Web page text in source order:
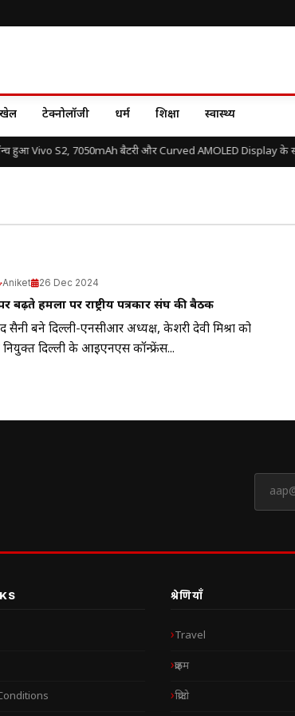
खेल टेक्नोलॉजी धर्म शिक्षा स्वास्थ्य
हुआ Vivo S2, 7050mAh बैटरी और Curved AMOLED Display के
Aniket 26 Dec 2024
बढ़ते हमलों पर राष्ट्रीय पत्रकार संघ की बैठक
सैनी बने दिल्ली-एनसीआर अध्यक्ष, केशरी देवी मिश्रा को
नियुक्त दिल्ली के आईएनएस कॉन्फ्रेंस...
श्रेणियाँ
Travel
क्राइम
क्रिप्टो